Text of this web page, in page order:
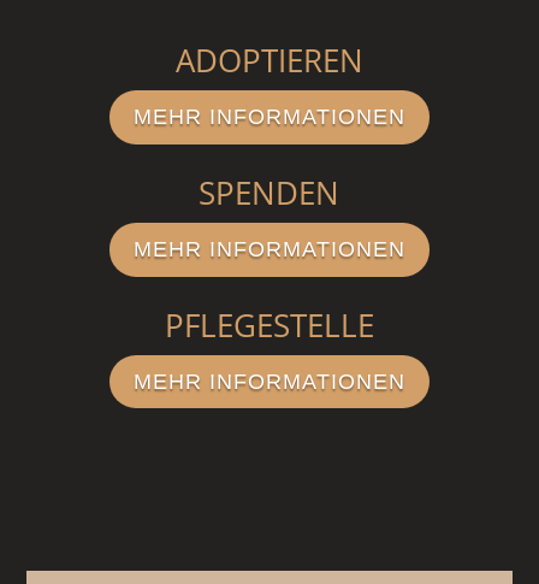
ADOPTIEREN
MEHR INFORMATIONEN
SPENDEN
MEHR INFORMATIONEN
PFLEGESTELLE
MEHR INFORMATIONEN